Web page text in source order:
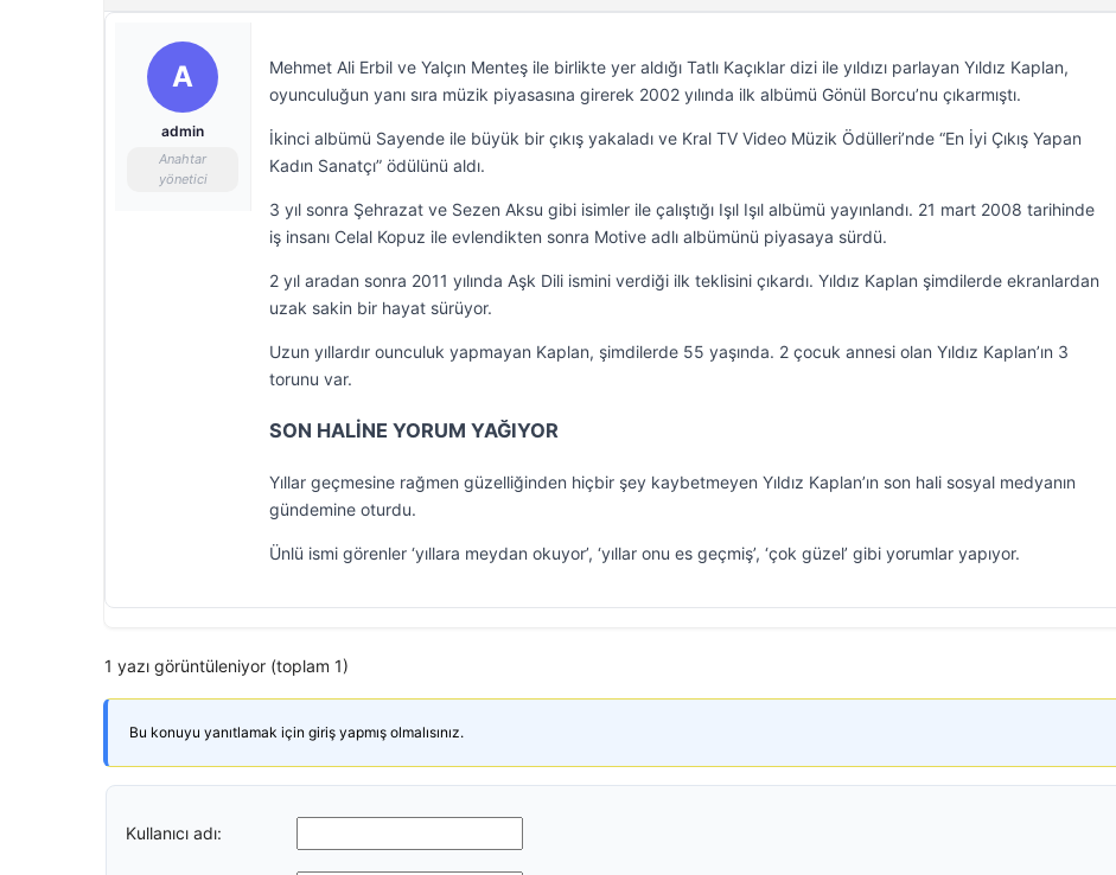
A
admin
Anahtar
yönetici
Mehmet Ali Erbil ve Yalçın Menteş ile birlikte yer aldığı Tatlı Kaçıklar dizi ile yıldızı parlayan Yıldız Kaplan,
oyunculuğun yanı sıra müzik piyasasına girerek 2002 yılında ilk albümü Gönül Borcu’nu çıkarmıştı.
İkinci albümü Sayende ile büyük bir çıkış yakaladı ve Kral TV Video Müzik Ödülleri’nde “En İyi Çıkış Yapan
Kadın Sanatçı” ödülünü aldı.
3 yıl sonra Şehrazat ve Sezen Aksu gibi isimler ile çalıştığı Işıl Işıl albümü yayınlandı. 21 mart 2008 tarihinde
iş insanı Celal Kopuz ile evlendikten sonra Motive adlı albümünü piyasaya sürdü.
2 yıl aradan sonra 2011 yılında Aşk Dili ismini verdiği ilk teklisini çıkardı. Yıldız Kaplan şimdilerde ekranlardan
uzak sakin bir hayat sürüyor.
Uzun yıllardır ounculuk yapmayan Kaplan, şimdilerde 55 yaşında. 2 çocuk annesi olan Yıldız Kaplan’ın 3
torunu var.
SON HALİNE YORUM YAĞIYOR
Yıllar geçmesine rağmen güzelliğinden hiçbir şey kaybetmeyen Yıldız Kaplan’ın son hali sosyal medyanın
gündemine oturdu.
Ünlü ismi görenler ‘yıllara meydan okuyor’, ‘yıllar onu es geçmiş’, ‘çok güzel’ gibi yorumlar yapıyor.
1 yazı görüntüleniyor (toplam 1)
Bu konuyu yanıtlamak için giriş yapmış olmalısınız.
Kullanıcı adı: